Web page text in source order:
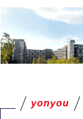
yonyou